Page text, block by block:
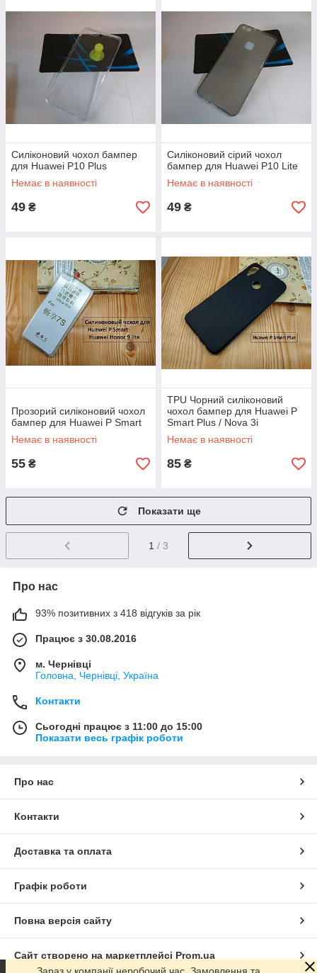
Силіконовий чохол бампер
для Huawei P10 Plus
Немає в наявності
49 ₴
Силіконовий сірий чохол
бампер для Huawei P10 Lite
Немає в наявності
49 ₴
Прозорий силіконовий чохол
бампер для Huawei P Smart
Немає в наявності
55 ₴
TPU Чорний силіконовий
чохол бампер для Huawei P
Smart Plus / Nova 3i
(матовий)
Немає в наявності
85 ₴
Показати ще
1 / 3
Про нас
93% позитивних з 418 відгуків за рік
Працює з 30.08.2016
м. Чернівці
Головна, Чернівці, Україна
Контакти
Сьогодні працює з 11:00 до 15:00
Показати весь графік роботи
Про нас
Контакти
Доставка та оплата
Графік роботи
Повна версія сайту
Сайт створено на маркетплейсі Prom.ua